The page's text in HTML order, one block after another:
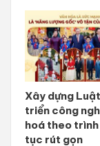
Xây dựng
triển công
hoá theo
tục rút gọn